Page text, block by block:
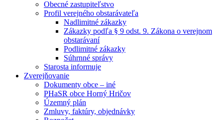
Obecné zastupiteľstvo
Profil verejného obstarávateľa
Nadlimitné zákazky
Zákazky podľa § 9 odst. 9. Zákona o verejnom
obstarávaní
Podlimitné zákazky
Súhrnné správy
Starosta informuje
Zverejňovanie
Dokumenty obce – iné
PHaSR obce Horný Hričov
Územný plán
Zmluvy, faktúry, objednávky